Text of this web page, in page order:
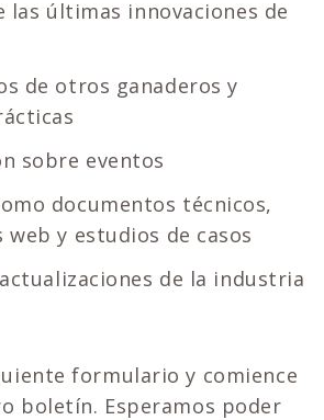
las últimas innovaciones de
de otros ganaderos y
sobre eventos
documentos técnicos,
web y estudios de casos
de la industria
formulario y comience
boletín. Esperamos poder